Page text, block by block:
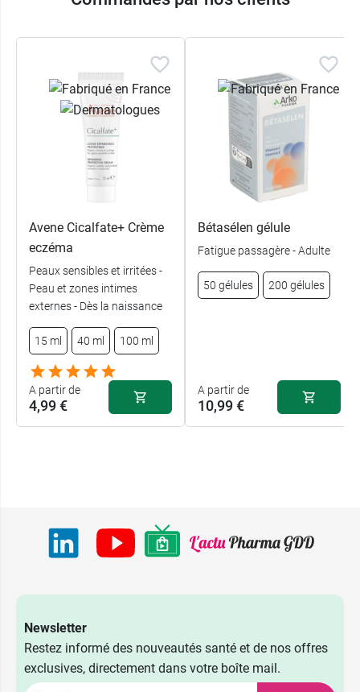
Avene Cicalfate+ Crème
eczéma
Peaux sensibles et irritées -
Peau et zones intimes
externes - Dès la naissance
15 ml 40 ml 100 ml
A partir de
4,99 €
15 ml 4,99 €
Bétasélen gélule
Fatigue passagère - Adulte
50 gélules 200 gélules
A partir de
10,99 €
Newsletter
Restez informé des nouveautés santé et de nos offres
exclusives, directement dans votre boîte mail.